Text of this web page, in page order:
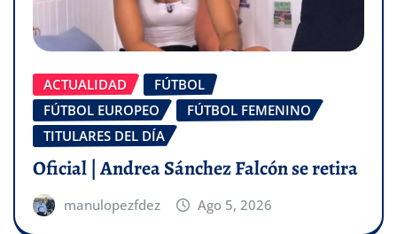
ACTUALIDAD
FÚTBOL
FÚTBOL EUROPEO
FÚTBOL FEMENINO
TITULARES DEL DÍA
Oficial | Andrea Sánchez Falcón se retira
manulopezfdez Ago 5, 2026